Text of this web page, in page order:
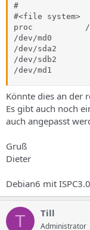
#
#<file system>
proc
/dev/md0
/dev/sda2
/dev/sdb2
/dev/md1
Könnte dies an der
Es gibt auch noch
auch angepasst
Gruß
Dieter
Debian6 mit
T Till
Administrator